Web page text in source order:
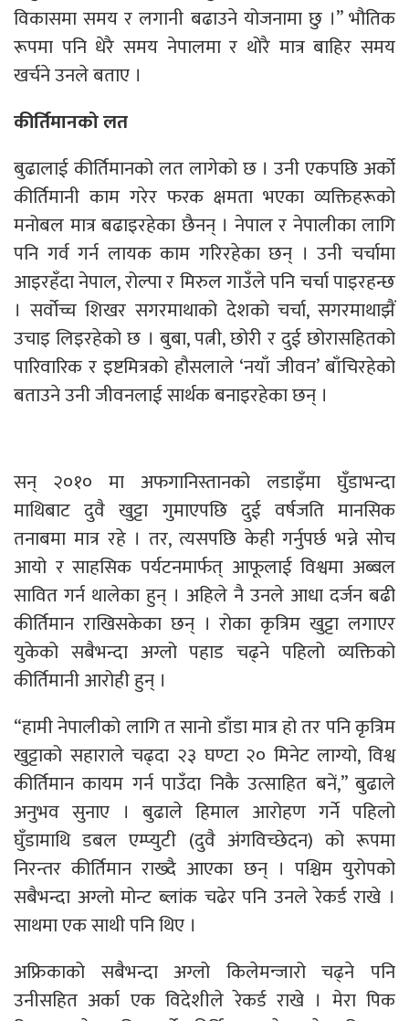
विकासमा समय र लगानी बढाउने योजनामा छु ।” भौतिक
रूपमा पनि धेरै समय नेपालमा र थोरै मात्र बाहिर समय
खर्चने उनले बताए ।
कीर्तिमानको लत
बुढालाई कीर्तिमानको लत लागेको छ । उनी एकपछि अर्को
कीर्तिमानी काम गरेर फरक क्षमता भएका व्यक्तिहरूको
मनोबल मात्र बढाइरहेका छैनन् । नेपाल र नेपालीका लागि
पनि गर्व गर्न लायक काम गरिरहेका छन् । उनी चर्चामा
आइरहँदा नेपाल, रोल्पा र मिरुल गाउँले पनि चर्चा पाइरहन्छ
। सर्वोच्च शिखर सगरमाथाको देशको चर्चा, सगरमाथाझैं
उचाइ लिइरहेको छ । बुबा, पत्नी, छोरी र दुई छोरासहितको
पारिवारिक र इष्टमित्रको हौसलाले ‘नयाँ जीवन’ बाँचिरहेको
बताउने उनी जीवनलाई सार्थक बनाइरहेका छन् ।
सन् २०१० मा अफगानिस्तानको लडाइँमा घुँडाभन्दा
माथिबाट दुवै खुट्टा गुमाएपछि दुई वर्षजति मानसिक
तनाबमा मात्र रहे । तर, त्यसपछि केही गर्नुपर्छ भन्ने सोच
आयो र साहसिक पर्यटनमार्फत् आफूलाई विश्वमा अब्बल
सावित गर्न थालेका हुन् । अहिले नै उनले आधा दर्जन बढी
कीर्तिमान राखिसकेका छन् । रोका कृत्रिम खुट्टा लगाएर
युकेको सबैभन्दा अग्लो पहाड चढ्ने पहिलो व्यक्तिको
कीर्तिमानी आरोही हुन् ।
“हामी नेपालीको लागि त सानो डाँडा मात्र हो तर पनि कृत्रिम
खुट्टाको सहाराले चढ्दा २३ घण्टा २० मिनेट लाग्यो, विश्व
कीर्तिमान कायम गर्न पाउँदा निकै उत्साहित बनें,” बुढाले
अनुभव सुनाए । बुढाले हिमाल आरोहण गर्ने पहिलो
घुँडामाथि डबल एम्प्युटी (दुवै अंगविच्छेदन) को रूपमा
निरन्तर कीर्तिमान राख्दै आएका छन् । पश्चिम युरोपको
सबैभन्दा अग्लो मोन्ट ब्लांक चढेर पनि उनले रेकर्ड राखे ।
साथमा एक साथी पनि थिए ।
अफ्रिकाको सबैभन्दा अग्लो किलेमन्जारो चढ्ने पनि
उनीसहित अर्का एक विदेशीले रेकर्ड राखे । मेरा पिक